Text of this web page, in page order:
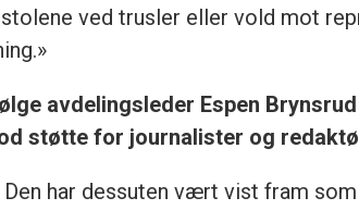
ved trusler eller vold mot
avdelingsleder Espen
støtte for journalister og
har dessuten vært vist fram